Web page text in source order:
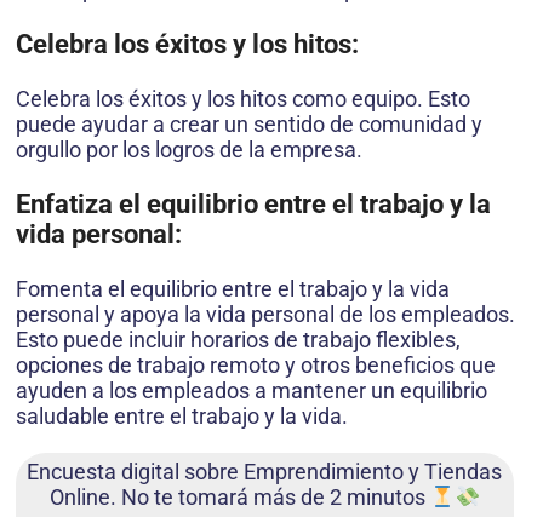
Celebra los éxitos y los hitos:
Celebra los éxitos y los hitos como equipo. Esto
puede ayudar a crear un sentido de comunidad y
orgullo por los logros de la empresa.
Enfatiza el equilibrio entre el trabajo y la
vida personal:
Fomenta el equilibrio entre el trabajo y la vida
personal y apoya la vida personal de los empleados.
Esto puede incluir horarios de trabajo flexibles,
opciones de trabajo remoto y otros beneficios que
ayuden a los empleados a mantener un equilibrio
saludable entre el trabajo y la vida.
Encuesta digital sobre Emprendimiento y Tiendas
Online. No te tomará más de 2 minutos